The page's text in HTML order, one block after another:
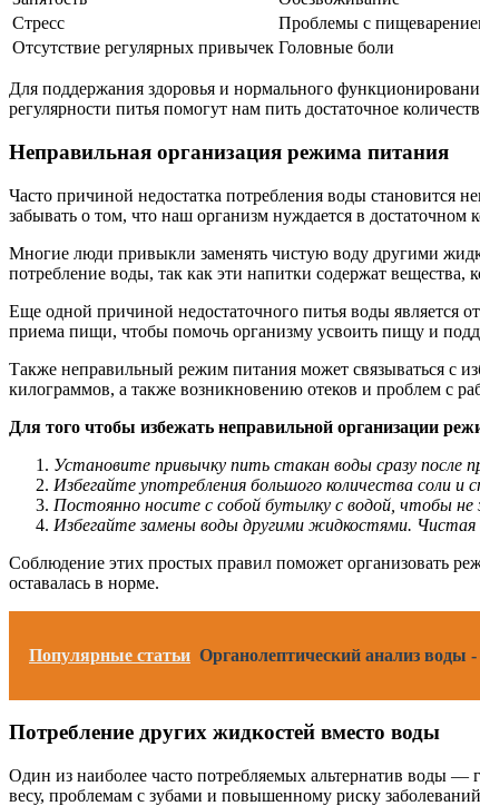
Стресс
Проблемы с
Отсутствие регулярных привычек Головные боли
Для поддержания здоровья и нормального
регулярности питья помогут нам пить достаточное
Неправильная организация режима питания
Часто причиной недостатка потребления воды становится
забывать о том, что наш организм нуждается в
Многие люди привыкли заменять чистую воду другими
потребление воды, так как эти напитки содержат
Еще одной причиной недостаточного питья воды является
приема пищи, чтобы помочь организму усвоить пищу и
Также неправильный режим питания может связываться с
килограммов, а также возникновению отеков и проблем с
Для того чтобы избежать неправильной организации
Установите привычку пить стакан воды сразу
Избегайте употребления большого количества соли
Постоянно носите с собой бутылку с водой, чтобы не
Избегайте замены воды другими жидкостями.
Соблюдение этих простых правил поможет организовать
оставалась в норме.
Популярные статьи Органолептический анализ воды -
Потребление других жидкостей вместо воды
Один из наиболее часто потребляемых альтернатив воды —
весу, проблемам с зубами и повышенному риску